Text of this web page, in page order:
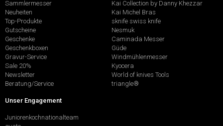
Sammlermesser
Neuheiten
Top-Produkte
Gutscheine
Geschenke
Geschenkboxen
Gravur-Service
Sale 20%
Newsletter
Beratung/Service
Kai Collection by Danny Khezzar
Kai Michel Bras
sknife swiss knife
Nesmuk
Caminada Messer
Güde
Windmühlenmesser
Kyocera
World of knives Tools
triangle®
Unser Engagement
Juniorenkochnationalteam